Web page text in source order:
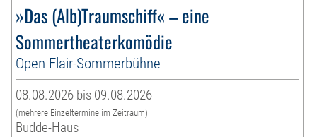
»Das (Alb)Traumschiff« – eine
Sommertheaterkomödie
Open Flair-Sommerbühne
08.08.2026 bis 09.08.2026
(mehrere Einzeltermine im Zeitraum)
Budde-Haus